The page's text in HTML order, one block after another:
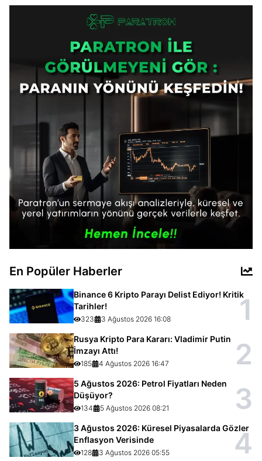
En Popüler Haberler
Binance 6 Kripto Parayı Delist Ediyor! Kritik
Tarihler!
323 3 Ağustos 2026 16:08 1
Rusya Kripto Para Kararı: Vladimir Putin
İmzayı Attı!
185 4 Ağustos 2026 16:47 2
5 Ağustos 2026: Petrol Fiyatları Neden
Düşüyor?
134 5 Ağustos 2026 08:21 3
3 Ağustos 2026: Küresel Piyasalarda Gözler
Enflasyon Verisinde
128 3 Ağustos 2026 05:55 4